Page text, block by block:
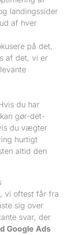
landingssider
af hver
på det,
af det, vi er
du har
gør-det-
du vægter
hurtigt
altid den
vi oftest får fra
sig over
svar, der
Google Ads